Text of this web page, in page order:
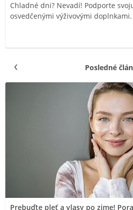
Chladné dni? Nevadí! Podporte
osvedčenými výživovými doplnkami.
Posledné
Prebuďte pleť a vlasy po zime!